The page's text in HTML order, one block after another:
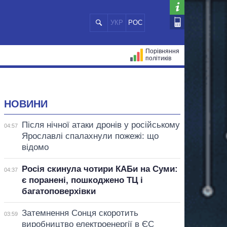
УКР РОС
Порівняння
політиків
НОВИНИ
04:57
Після нічної атаки дронів у російському
Ярославлі спалахнули пожежі: що
відомо
04:37
Росія скинула чотири КАБи на Суми:
є поранені, пошкоджено ТЦ і
багатоповерхівки
03:59
Затемнення Сонця скоротить
виробництво електроенергії в ЄС